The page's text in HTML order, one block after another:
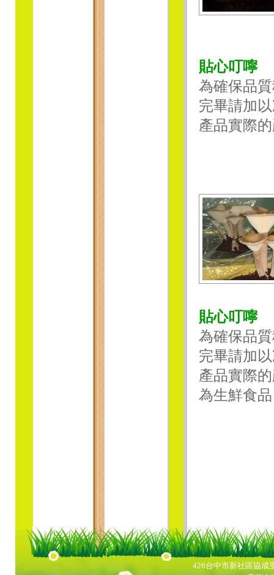
貼心叮嚀
為確保品
完畢請加
產品實際
貼心叮嚀
為確保品
完畢請加
產品實際
為生鮮食
426台中市新社區協成